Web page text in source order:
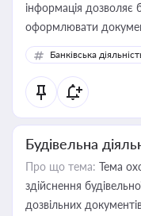
інформація дозволяє
оформлювати
забезпечувати їх
контрагентами
Банківська
Будівельна
Про що тема: Тема
здійснення
дозвільних